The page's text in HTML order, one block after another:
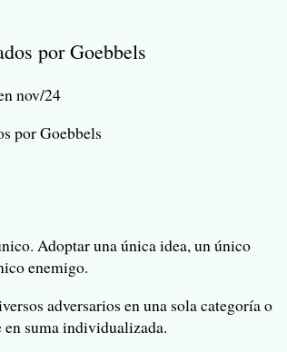
por Goebbels
nov/24
por Goebbels
Adoptar una única idea, un único
enemigo.
adver­sa­rios en una sola categoría o
suma individualizada.